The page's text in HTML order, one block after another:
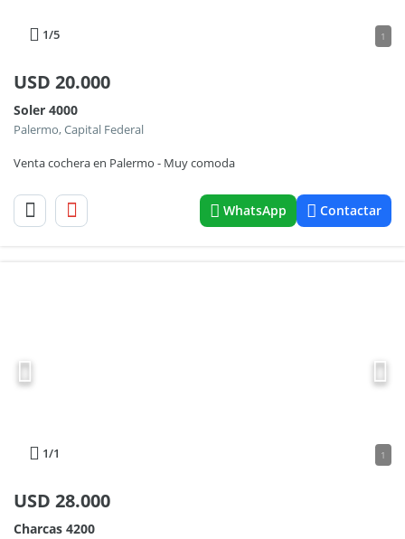
1/5 1
USD 20.000
Soler 4000
Palermo, Capital Federal
Venta cochera en Palermo - Muy comoda
WhatsApp Contactar
1/1 1
USD 28.000
Charcas 4200